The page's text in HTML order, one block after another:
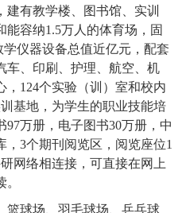
建有教学楼、图书馆、实训
容纳1.5万人的体育场，固
仪器设备总值近亿元，配套
车、印刷、护理、航空、机
，124个实验（训）室和校内
基地，为学生的职业技能培
万册，电子图书30万册，中
，3个期刊阅览区，阅览座位1
网络相连接，可直接在网上
球场、羽毛球场、乒乓球